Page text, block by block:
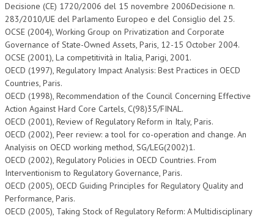
Decisione (CE) 1720/2006 del 15 novembre 2006Decisione n.
283/2010/UE del Parlamento Europeo e del Consiglio del 25.
OCSE (2004), Working Group on Privatization and Corporate
Governance of State-Owned Assets, Paris, 12-15 October 2004.
OCSE (2001), La competitività in Italia, Parigi, 2001.
OECD (1997), Regulatory Impact Analysis: Best Practices in OECD
Countries, Paris.
OECD (1998), Recommendation of the Council Concerning Effective
Action Against Hard Core Cartels, C(98)35/FINAL.
OECD (2001), Review of Regulatory Reform in Italy, Paris.
OECD (2002), Peer review: a tool for co-operation and change. An
Analyisis on OECD working method, SG/LEG(2002)1.
OECD (2002), Regulatory Policies in OECD Countries. From
Interventionism to Regulatory Governance, Paris.
OECD (2005), OECD Guiding Principles for Regulatory Quality and
Performance, Paris.
OECD (2005), Taking Stock of Regulatory Reform: A Multidisciplinary